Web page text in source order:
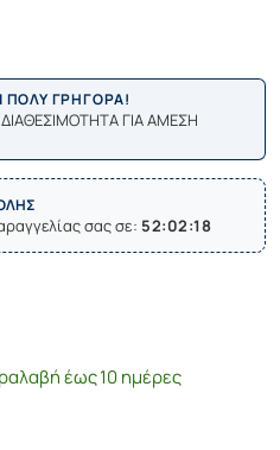
ΠΟΛΥ ΓΡΗΓΟΡΑ!
ΓΙΑ ΑΜΕΣΗ
σας σε: 52:02:18
έως 10 ημέρες